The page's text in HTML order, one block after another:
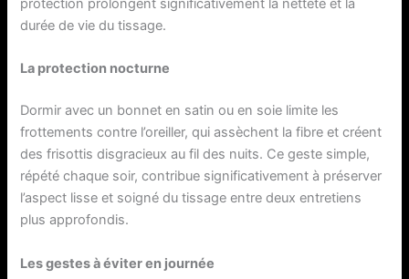
protection prolongent significativement la netteté et la
durée de vie du tissage.
La protection nocturne
Dormir avec un bonnet en satin ou en soie limite les
frottements contre l’oreiller, qui assèchent la fibre et créent
des frisottis disgracieux au fil des nuits. Ce geste simple,
répété chaque soir, contribue significativement à préserver
l’aspect lisse et soigné du tissage entre deux entretiens
plus approfondis.
Les gestes à éviter en journée